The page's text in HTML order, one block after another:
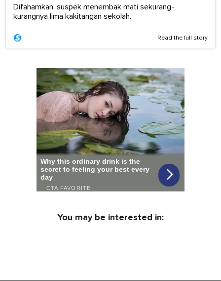
Difahamkan, suspek menembak mati sekurang-
kurangnya lima kakitangan sekolah.
Read the full story
You may be interested in: